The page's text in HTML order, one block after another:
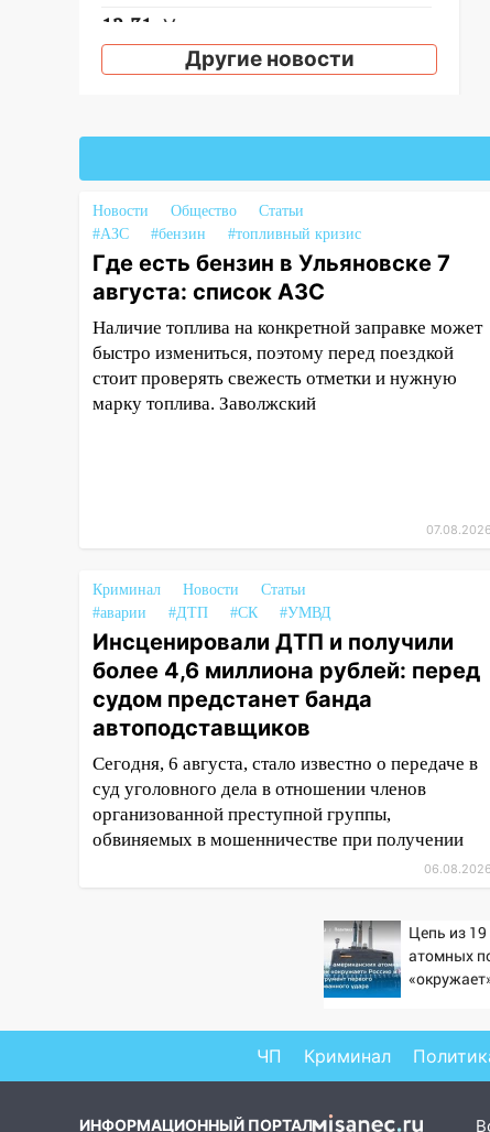
12:31 Ульяновец хотел купить
иномарку из Европы и потерял
760 тысяч рублей
столкнулись «Лада» и
подросток
12:00 Где есть бензин в
Ульяновске 7 августа: список
АЗС
11:50 Заснул рядом с ребёнком
и случайно задушил его: суд
вынес приговор
11:38 В Ленинском районе
выявлять нарушителей на
контейнерных площадках
11:20 Ульяновская
шахматистка Валерия
Клейменова выиграла два
золота в составе сборной мира
11:16 В Ульяновске открыли
памятную доску декабристу
Кондратию Рылееву
10:40 В Ульяновске спасатели
На нескольких улицах
Ульяновска временно
В Ульяновске двоих
участников коррупционной
Другие новости
Новости Общество
Статьи
#АЗС
#бензин #топливный кризис
Где есть бензин в Ульяновске 7
августа: список АЗС
Наличие топлива на конкретной заправке может
быстро измениться, поэтому перед поездкой
стоит проверять свежесть отметки и нужную
марку топлива. Заволжский
07.08.2026
Криминал Новости
Статьи
#аварии
#ДТП #СК #УМВД
Инсценировали ДТП и получили
более 4,6 миллиона рублей: перед
судом предстанет банда
автоподставщиков
Сегодня, 6 августа, стало известно о передаче в
суд уголовного дела в отношении членов
организованной преступной группы,
обвиняемых в мошенничестве при получении
06.08.2026
Цепь из
атомных
удара
ЧП Криминал
ИНФОРМАЦИОННЫЙ ПОРТАЛ